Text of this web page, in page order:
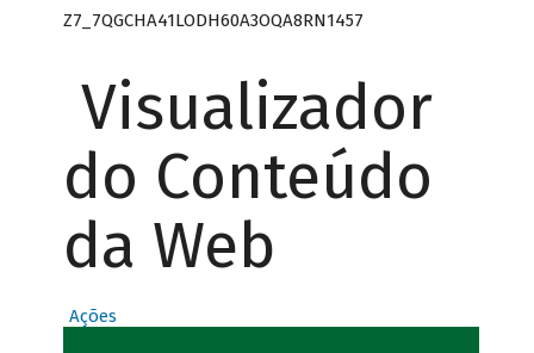
Z7_7QGCHA41LODH60A3OQA8RN1457
Visualizador
do Conteúdo
da Web
Ações